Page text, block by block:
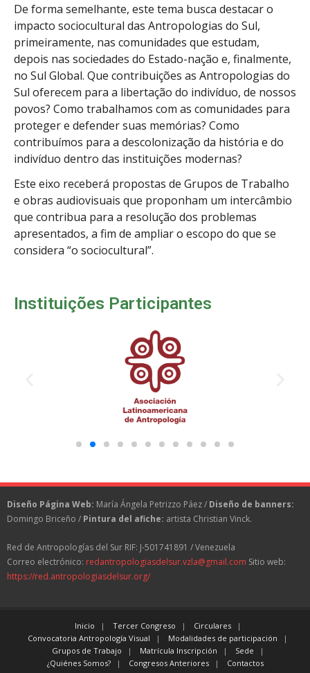
De forma semelhante, este tema busca destacar o
impacto sociocultural das Antropologias do Sul,
primeiramente, nas comunidades que estudam,
depois nas sociedades do Estado-nação e, finalmente,
no Sul Global. Que contribuições as Antropologias do
Sul oferecem para a libertação do indivíduo, de nossos
povos? Como trabalhamos com as comunidades para
proteger e defender suas memórias? Como
contribuímos para a descolonização da história e do
indivíduo dentro das instituições modernas?
Este eixo receberá propostas de Grupos de Trabalho
e obras audiovisuais que proponham um intercâmbio
que contribua para a resolução dos problemas
apresentados, a fim de ampliar o escopo do que se
considera “o sociocultural”.
Instituições Participantes
Diseño Página Web: María Ángela Petrizzo Páez / Diseño de banners:
Domingo Briceño / Pintura del afiche: artista Christian Vinck.
Red de Antropologías del Sur RIF: J-501741891 / Venezuela
Correo electrónico: redantropologiasdelsur.vzla@gmail.com Sitio web:
https://red.antropologiasdelsur.org/
Inicio Tercer Congreso
Circulares
Convocatoria Antropología Visual
Modalidades de participación
Grupos de Trabajo
Matrícula Inscripción
Sede
¿Quiénes Somos?
Congresos Anteriores Contactos